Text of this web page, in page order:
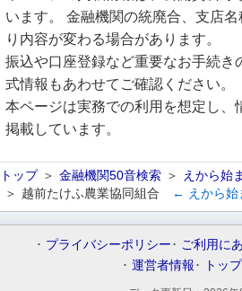
います。 金融機関の統廃合、支店
り内容が変わる場合があります。
振込や口座登録など重要なお手続き
式情報もあわせてご確認ください。
本ページは実務での利用を想定し、
掲載しています。
トップ 金融機関50音検索
えから始
越前たけふ農業協同組合
← えから始
プライバシーポリシー ご利用に
運営者情報
トッ